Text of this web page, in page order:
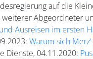
auf die
Abgeordneter
Ausreisen im ersten
Warum sich
Dienste, 04.11.2020: